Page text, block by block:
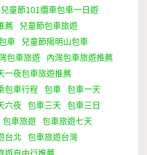
兒童節101纜車包車一日遊
薦
兒童節包車旅遊
車
兒童節陽明山包車
包車旅遊
內灣包車旅遊推薦
一夜包車旅遊推薦
包車行程 包車
包車一天
六夜 包車三天
包車三日
包車旅遊
包車旅遊七天
台北
包車旅遊台灣